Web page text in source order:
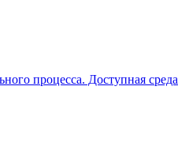
процесса. Доступная среда